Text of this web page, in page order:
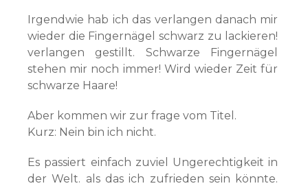
Irgendwie hab ich das verlangen danach mir
wieder die Fingernägel schwarz zu lackieren!
verlangen gestillt. Schwarze Fingernägel
stehen mir noch immer! Wird wieder Zeit für
schwarze Haare!
Aber kommen wir zur frage vom Titel.
Kurz: Nein bin ich nicht.
Es passiert einfach zuviel Ungerechtigkeit in
der Welt. als das ich zufrieden sein könnte.